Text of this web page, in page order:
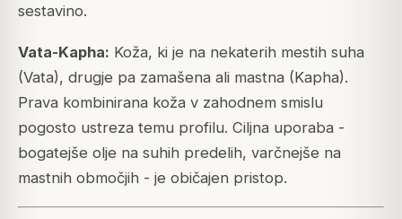
sestavino.
Vata-Kapha: Koža, ki je na nekaterih mestih suha
(Vata), drugje pa zamašena ali mastna (Kapha).
Prava kombinirana koža v zahodnem smislu
pogosto ustreza temu profilu. Ciljna uporaba -
bogatejše olje na suhih predelih, varčnejše na
mastnih območjih - je običajen pristop.